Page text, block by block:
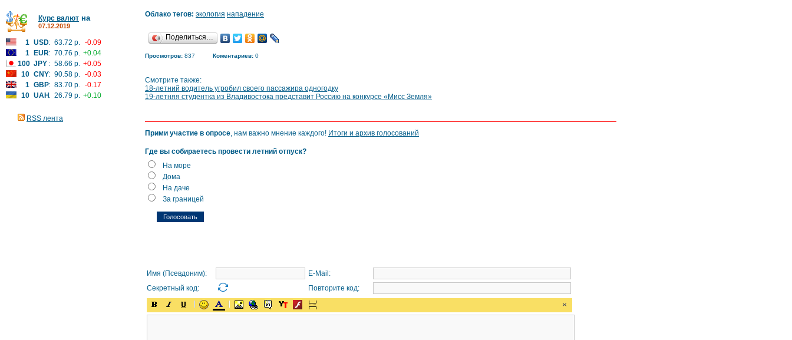
Курс валют на
07.12.2019
1 USD: 63.72 р. -0.09
1
EUR: 70.76 р. +0.04
100 JPY : 58.66 р. +0.05
10 CNY: 90.58 р. -0.03
1 GBP: 83.70 р. -0.17
10 UAH: 26.79 р. +0.10
RSS лента
Облако тегов: экология нападение
Поделиться…
Просмотров: 837 Коментариев: 0
Смотрите также:
18-летний водитель угробил своего пассажира одногодку
19-летняя студентка из Владивостока представит Россию на конкурсе «Мисс Земля»
Прими участие в опросе, нам важно мнение каждого! Итоги и архив голосований
Где вы собираетесь провести летний отпуск?
На море
Дома
На даче
За границей
Имя (Псевдоним):
E-Mail:
Секретный код:
Повторите код: